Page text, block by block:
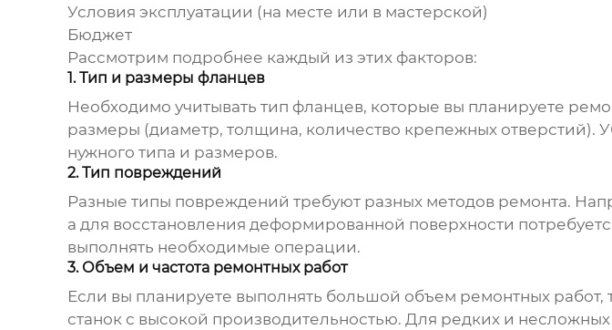
Условия эксплуатации (на месте или в мастерской)
Бюджет
Рассмотрим подробнее каждый из этих факторов:
1. Тип и размеры фланцев
Необходимо учитывать тип фланцев, которые вы планируете
размеры (диаметр, толщина, количество крепежных отверстий).
нужного типа и размеров.
2. Тип повреждений
Разные типы повреждений требуют разных методов ремонта.
а для восстановления деформированной поверхности
выполнять необходимые операции.
3. Объем и частота ремонтных работ
Если вы планируете выполнять большой объем ремонтных
станок с высокой производительностью. Для редких и